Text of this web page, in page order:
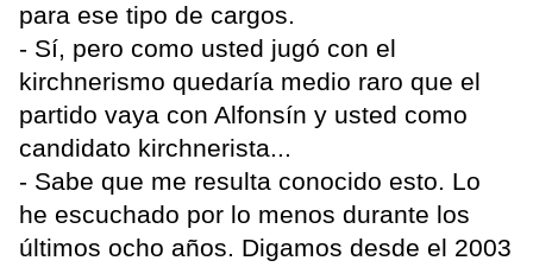
para ese tipo de cargos.
- Sí, pero como usted jugó con el
kirchnerismo quedaría medio raro que el
partido vaya con Alfonsín y usted como
candidato kirchnerista...
- Sabe que me resulta conocido esto. Lo
he escuchado por lo menos durante los
últimos ocho años. Digamos desde el 2003